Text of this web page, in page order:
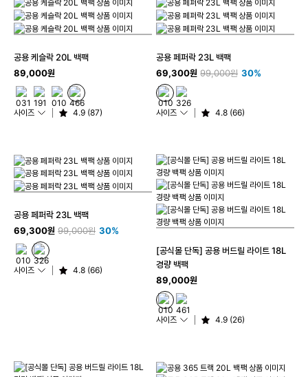
공용 케슬락 20L 백팩
89,000원
사이즈 4.9 (87)
공용 페퍼락 23L 백팩
69,300원 99,000원 30%
사이즈 4.8 (66)
공용 페퍼락 23L 백팩
69,300원 99,000원 30%
사이즈 4.8 (66)
[공식몰 단독] 공용 버드릴 라이트 18L
경량 백팩
89,000원
사이즈 4.9 (26)